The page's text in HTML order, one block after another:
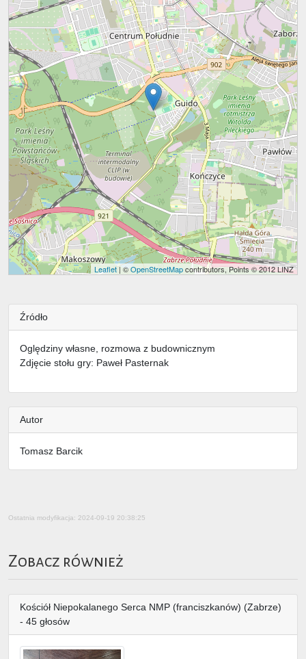
Leaflet| ©OpenStreetMapcontributors, Points © 2012 LINZ
Źródło
Oględziny własne, rozmowa z budownicznym
Zdjęcie stołu gry: Paweł Pasternak
Autor
Tomasz Barcik
Ostatnia modyfikacja: 2024-09-19 20:38:25
Zobacz również
Kościół Niepokalanego Serca NMP (franciszkanów) (Zabrze)
- 45 głosów